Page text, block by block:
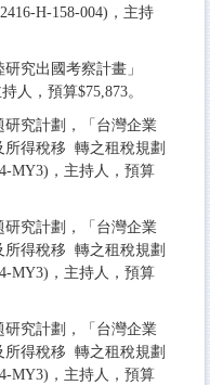
H-158-004)，主持
究出國考察計畫」
人，預算$75,873。
研究計劃，「台灣企業
所得稅移 轉之租稅規劃
MY3)，主持人，預算
研究計劃，「台灣企業
所得稅移 轉之租稅規劃
MY3)，主持人，預算
研究計劃，「台灣企業
所得稅移 轉之租稅規劃
MY3)，主持人，預算